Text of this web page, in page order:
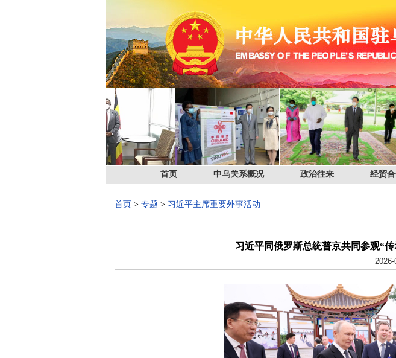
首页 中乌关系概况 政治往来 经贸
首页 > 专题 > 习近平主席重要外事活动
习近平同俄罗斯总统普京共同参观“